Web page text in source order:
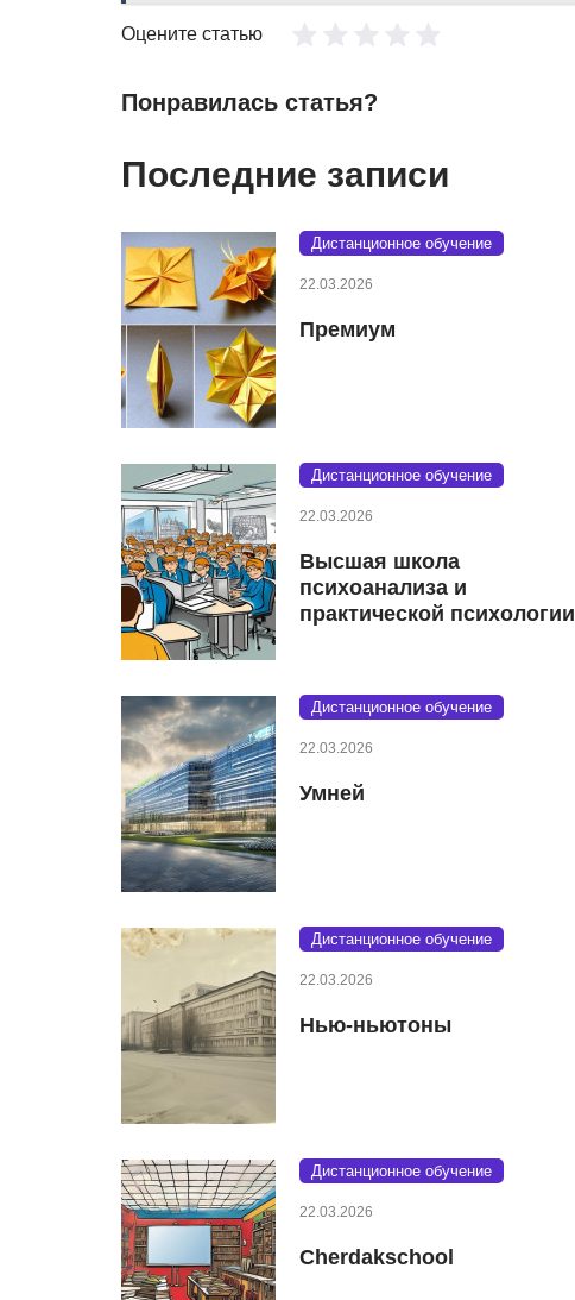
Оцените статью
Понравилась статья?
Последние записи
Дистанционное обучение
22.03.2026
Премиум
Дистанционное обучение
22.03.2026
Высшая школа
психоанализа и
практической психологии
Дистанционное обучение
22.03.2026
Умней
Дистанционное обучение
22.03.2026
Нью-ньютоны
Дистанционное обучение
22.03.2026
Cherdakschool